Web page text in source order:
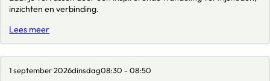
inzichten en verbinding.
Lees meer
1 september 2026dinsdag08:30 - 08:50